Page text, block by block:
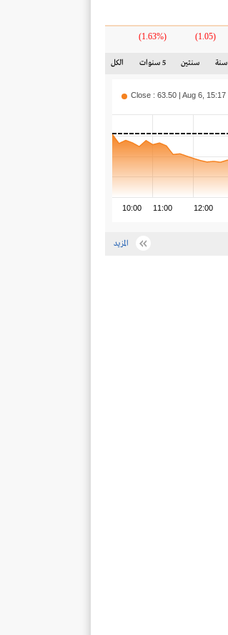
(1.05)
(1.63%)
سنة سنتين 5 سنوات الكل
10:00 11:00 12:00
Close : 63.50 | Aug 6, 15:17
المزيد